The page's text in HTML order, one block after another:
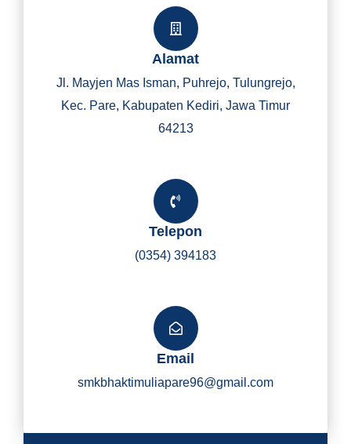
Y
I
Alamat
Jl. Mayjen Mas Isman, Puhrejo, Tulungrejo,
Kec. Pare, Kabupaten Kediri, Jawa Timur
64213
Telepon
(0354) 394183
Email
smkbhaktimuliapare96@gmail.com